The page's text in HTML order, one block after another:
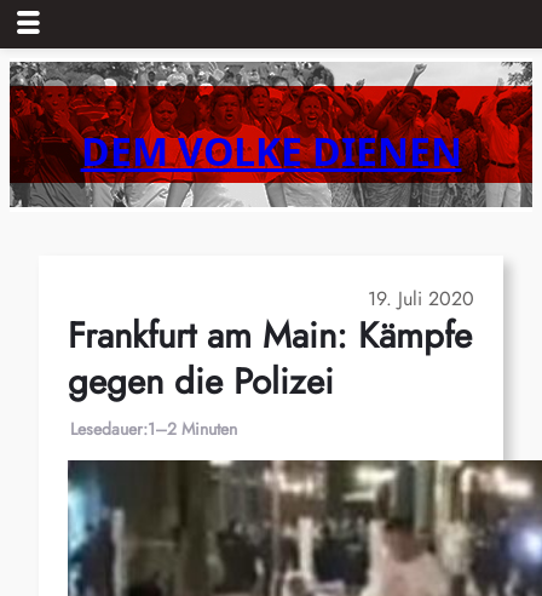
Zum
Inhalt
springenDEM VOLKE DIENEN
19. Juli 2020
Frankfurt am Main: Kämpfe
gegen die Polizei
Lesedauer:1–2 Minuten